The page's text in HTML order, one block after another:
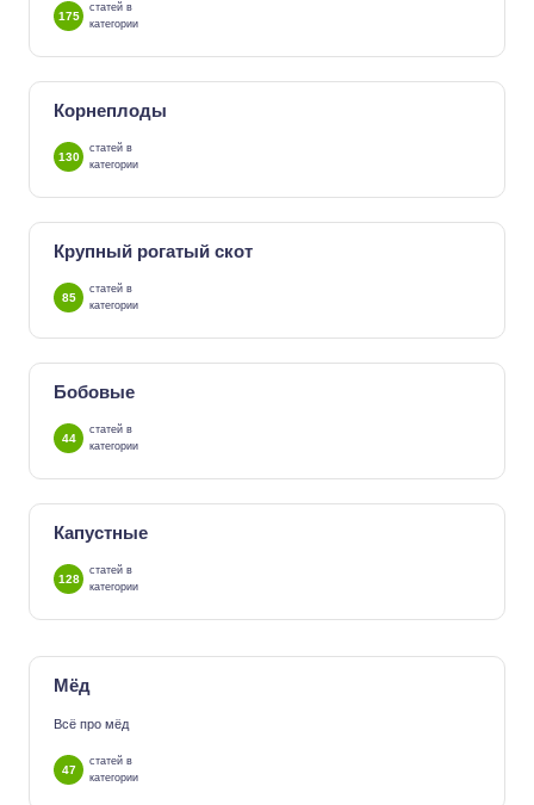
175
статей в
категории
Корнеплоды
130
статей в
категории
Крупный рогатый скот
85
статей в
категории
Бобовые
44
статей в
категории
Капустные
128
статей в
категории
Мёд
Всё про мёд
47
статей в
категории